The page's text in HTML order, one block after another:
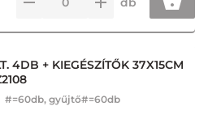
4DB + KIEGÉSZÍTŐK 37X15CM
#=60db, gyűjtő#=60db